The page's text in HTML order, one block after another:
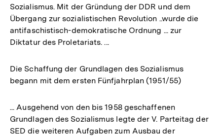
Sozialismus. Mit der Gründung der DDR und dem
Übergang zur sozialistischen Revolution ..wurde die
antifaschistisch-demokratische Ordnung ... zur
Diktatur des Proletariats. ...
Die Schaffung der Grundlagen des Sozialismus
begann mit dem ersten Fünfjahrplan (1951/55)
... Ausgehend von den bis 1958 geschaffenen
Grundlagen des Sozialismus legte der V. Parteitag der
SED die weiteren Aufgaben zum Ausbau der